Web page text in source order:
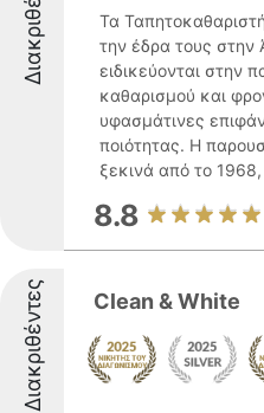
Τα
την έδρα τους στην
ειδικεύονται στην
καθαρισμού και
υφασμάτινες
ποιότητας. Η
ξεκινά από το
8.8
Διακριθέντες Clean & White